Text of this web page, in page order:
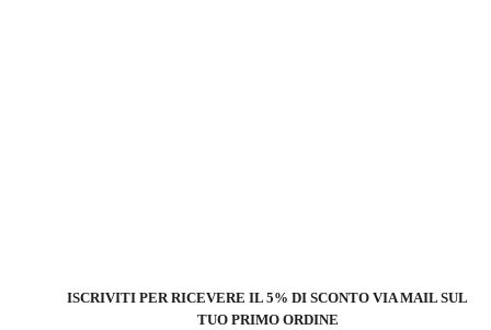
ISCRIVITI PER RICEVERE IL 5% DI SCONTO VIA MAIL SUL
TUO PRIMO ORDINE